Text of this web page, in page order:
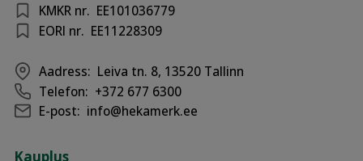
KMKR nr. EE101036779
EORI nr. EE11228309
Aadress: Leiva tn. 8, 13520 Tallinn
Telefon: +372 677 6300
E-post: info@hekamerk.ee
Kauplus